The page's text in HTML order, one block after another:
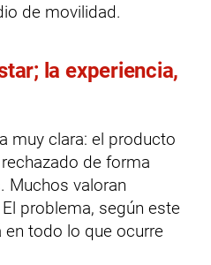
de movilidad.
la experiencia,
muy clara: el producto
de forma
Muchos valoran
problema, según este
todo lo que ocurre